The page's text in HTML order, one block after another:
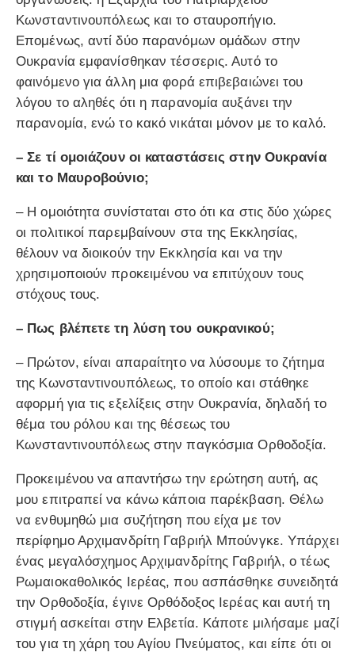
Κωνσταντινουπόλεως και το σταυροπήγιο.
Επομένως, αντί δύο παρανόμων ομάδων στην
Ουκρανία εμφανίσθηκαν τέσσερις. Αυτό το
φαινόμενο για άλλη μια φορά επιβεβαιώνει του
λόγου το αληθές ότι η παρανομία αυξάνει την
παρανομία, ενώ το κακό νικάται μόνον με το καλό.
– Σε τί ομοιάζουν οι καταστάσεις στην Ουκρανία
και το Μαυροβούνιο;
– Η ομοιότητα συνίσταται στο ότι κα στις δύο χώρες
οι πολιτικοί παρεμβαίνουν στα της Εκκλησίας,
θέλουν να διοικούν την Εκκλησία και να την
χρησιμοποιούν προκειμένου να επιτύχουν τους
στόχους τους.
– Πως βλέπετε τη λύση του ουκρανικού;
– Πρώτον, είναι απαραίτητο να λύσουμε το ζήτημα
της Κωνσταντινουπόλεως, το οποίο και στάθηκε
αφορμή για τις εξελίξεις στην Ουκρανία, δηλαδή το
θέμα του ρόλου και της θέσεως του
Κωνσταντινουπόλεως στην παγκόσμια Ορθοδοξία.
Προκειμένου να απαντήσω την ερώτηση αυτή, ας
μου επιτραπεί να κάνω κάποια παρέκβαση. Θέλω
να ενθυμηθώ μια συζήτηση που είχα με τον
περίφημο Αρχιμανδρίτη Γαβριήλ Μπούνγκε. Υπάρχει
ένας μεγαλόσχημος Αρχιμανδρίτης Γαβριήλ, ο τέως
Ρωμαιοκαθολικός Ιερέας, που ασπάσθηκε συνειδητά
την Ορθοδοξία, έγινε Ορθόδοξος Ιερέας και αυτή τη
στιγμή ασκείται στην Ελβετία. Κάποτε μιλήσαμε μαζί
του για τη χάρη του Αγίου Πνεύματος, και είπε ότι οι